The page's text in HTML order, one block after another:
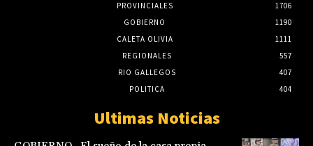
PROVINCIALES
1706
GOBIERNO
1190
CALETA OLIVIA
1111
REGIONALES
557
RIO GALLEGOS
407
POLITICA
404
Ultimas Noticias